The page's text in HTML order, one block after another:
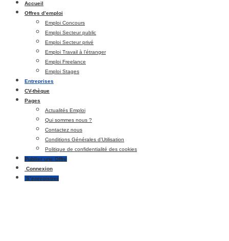
Accueil
Offres d’emploi
Emploi Concours
Emploi Secteur public
Emploi Secteur privé
Emploi Travail à l’étranger
Emploi Freelance
Emploi Stages
Entreprises
CV-thèque
Pages
Actualités Emploi
Qui sommes nous ?
Contactez nous
Conditions Générales d’Utilisation
Politique de confidentialité des cookies
Publier une Offre
Connexion
S’enregistrer